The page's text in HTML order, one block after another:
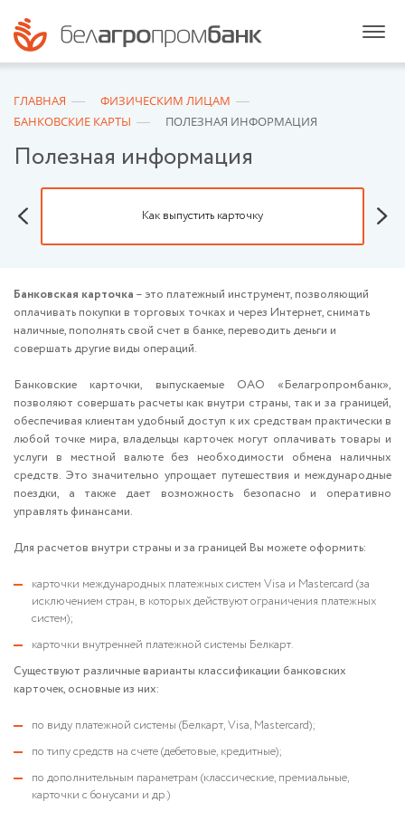
ГЛАВНАЯ
ФИЗИЧЕСКИМ ЛИЦАМ
БАНКОВСКИЕ КАРТЫ
ПОЛЕЗНАЯ ИНФОРМАЦИЯ
Полезная информация
Как выпустить карточку
Банковская карточка – это платежный инструмент, позволяющий
оплачивать покупки в торговых точках и через Интернет, снимать
наличные, пополнять свой счет в банке, переводить деньги и
совершать другие виды операций.
Банковские карточки, выпускаемые ОАО «Белагропромбанк»,
позволяют совершать расчеты как внутри страны, так и за границей,
обеспечивая клиентам удобный доступ к их средствам практически в
любой точке мира, владельцы карточек могут оплачивать товары и
услуги в местной валюте без необходимости обмена наличных
средств. Это значительно упрощает путешествия и международные
поездки, а также дает возможность безопасно и оперативно
управлять финансами.
Для расчетов внутри страны и за границей Вы можете оформить:
карточки международных платежных систем Visa и Mastercard (за
исключением стран, в которых действуют ограничения платежных
систем);
карточки внутренней платежной системы Белкарт.
Существуют различные варианты классификации банковских
карточек, основные из них:
по виду платежной системы (Белкарт, Visa, Mastercard);
по типу средств на счете (дебетовые, кредитные);
по дополнительным параметрам (классические, премиальные,
карточки с бонусами и др.)